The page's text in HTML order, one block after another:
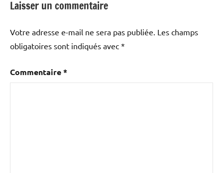
Laisser un commentaire
Votre adresse e-mail ne sera pas publiée. Les champs
obligatoires sont indiqués avec *
Commentaire*